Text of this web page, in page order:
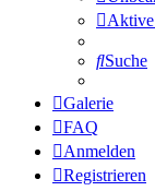
Aktive
Suche
Galerie
FAQ
Anmelden
Registrieren